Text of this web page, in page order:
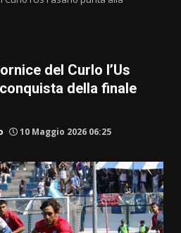
del Curlo l’Us
della finale
10 Maggio 2026 06:25